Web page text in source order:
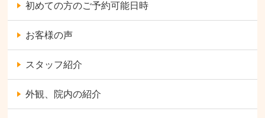
初めての方のご予約可能日時
お客様の声
スタッフ紹介
外観、院内の紹介